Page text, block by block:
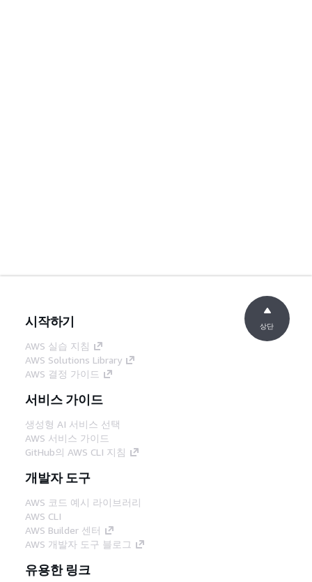
시작하기
AWS 실습 지침
AWS Solutions Library
AWS 결정 가이드
서비스 가이드
생성형 AI 서비스 선택
AWS 서비스 가이드
GitHub의 AWS CLI 지침
개발자 도구
AWS 코드 예시 라이브러리
AWS CLI
AWS Builder 센터
AWS 개발자 도구 블로그
유용한 링크
상단